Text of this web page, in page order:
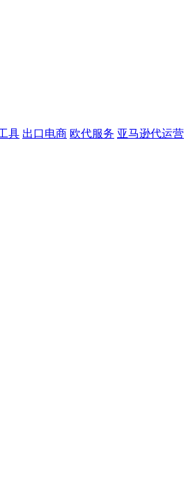
具 出口电商 欧代服务 亚马逊代运营